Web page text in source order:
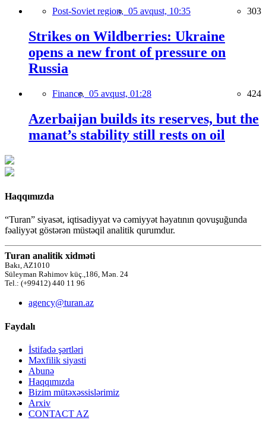
Post-Soviet region, 05 avqust, 10:35 303
Strikes on Wildberries: Ukraine
opens a new front of pressure on
Russia
Finance, 05 avqust, 01:28 424
Azerbaijan builds its reserves, but the
manat’s stability still rests on oil
Haqqımızda
“Turan” siyasət, iqtisadiyyat və cəmiyyət həyatının qovuşuğunda
fəaliyyət göstərən müstəqil analitik qurumdur.
Turan analitik xidməti
Bakı, AZ1010
Süleyman Rəhimov küç.,186, Mən. 24
Tel.: (+99412) 440 11 96
agency@turan.az
Faydalı
İstifadə şərtləri
Məxfilik siyasti
Abunə
Haqqımızda
Bizim mütəxəssislərimiz
Arxiv
CONTACT AZ